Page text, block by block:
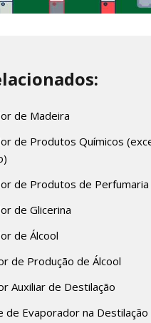
de Madeira
de Produtos Químicos
de Produtos de Perfumaria
de Glicerina
de Álcool
de Produção de Álcool
Auxiliar de Destilação
de Evaporador na Destilação